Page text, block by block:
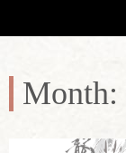
Month: